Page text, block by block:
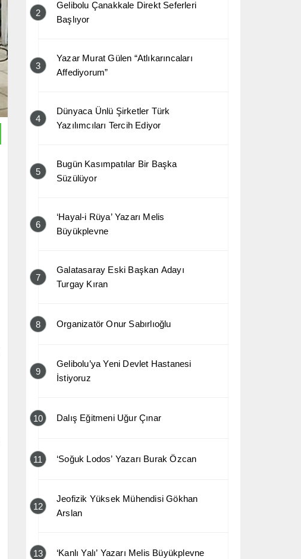
2
Gelibolu Çanakkale Direkt Seferleri
Başlıyor
3
Yazar Murat Gülen “Atlıkarıncaları
Affediyorum”
4
Dünyaca Ünlü Şirketler Türk
Yazılımcıları Tercih Ediyor
5
Bugün Kasımpatılar Bir Başka
Süzülüyor
6
‘Hayal-i Rüya’ Yazarı Melis
Büyükplevne
7
Galatasaray Eski Başkan Adayı
Turgay Kıran
8 Organizatör Onur Sabırlıoğlu
9
Gelibolu’ya Yeni Devlet Hastanesi
İstiyoruz
10 Dalış Eğitmeni Uğur Çınar
11 ‘Soğuk Lodos’ Yazarı Burak Özcan
12
Jeofizik Yüksek Mühendisi Gökhan
Arslan
13 ‘Kanlı Yalı’ Yazarı Melis Büyükplevne